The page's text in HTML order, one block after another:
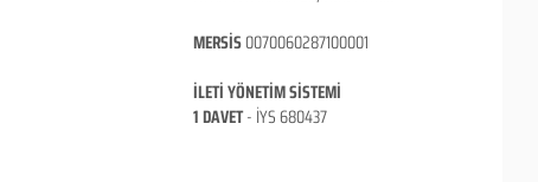
MERSİS0070060287100001
İLETİ YÖNETİM SİSTEMİ
1 DAVET- İYS 680437